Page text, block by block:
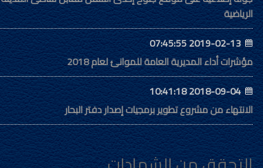
الرياضية
2019-02-13 07:45:55
مؤشرات أداء المديرية العامة للموانئ لعام 2018
2018-09-04 10:41:18
الانتهاء من مشروع تطوير برمجيات إصدار دفتر البحار